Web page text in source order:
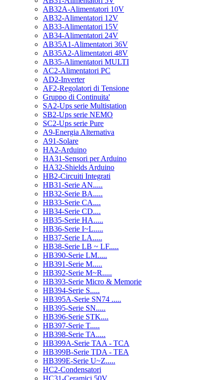
AB32A-Alimentatori 10V
AB32-Alimentatori 12V
AB33-Alimentatori 15V
AB34-Alimentatori 24V
AB35A1-Alimentatori 36V
AB35A2-Alimentatori 48V
AB35-Alimentatori MULTI
AC2-Alimentatori PC
AD2-Inverter
AF2-Regolatori di Tensione
Gruppo di Continuita'
SA2-Ups serie Multistation
SB2-Ups serie NEMO
SC2-Ups serie Pure
A9-Energia Alternativa
A91-Solare
HA2-Arduino
HA31-Sensori per Arduino
HA32-Shields Arduino
HB2-Circuiti Integrati
HB31-Serie AN.....
HB32-Serie BA.....
HB33-Serie CA....
HB34-Serie CD....
HB35-Serie HA.....
HB36-Serie I~L.....
HB37-Serie LA.....
HB38-Serie LB ~ LF.....
HB390-Serie LM.....
HB391-Serie M.....
HB392-Serie M~R.....
HB393-Serie Micro & Memorie
HB394-Serie S.....
HB395A-Serie SN74 .....
HB395-Serie SN.....
HB396-Serie STK....
HB397-Serie T.....
HB398-Serie TA.....
HB399A-Serie TAA - TCA
HB399B-Serie TDA - TEA
HB399E-Serie U~Z.....
HC2-Condensatori
HC31-Ceramici 50V